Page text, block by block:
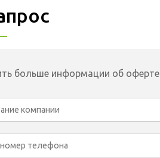
больше информации об оферте